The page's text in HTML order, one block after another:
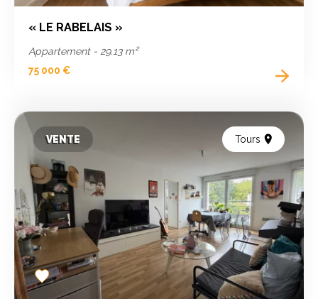
« LE RABELAIS »
Appartement - 29.13 m²
75 000 €
VENTE Tours
Add
to
favorites